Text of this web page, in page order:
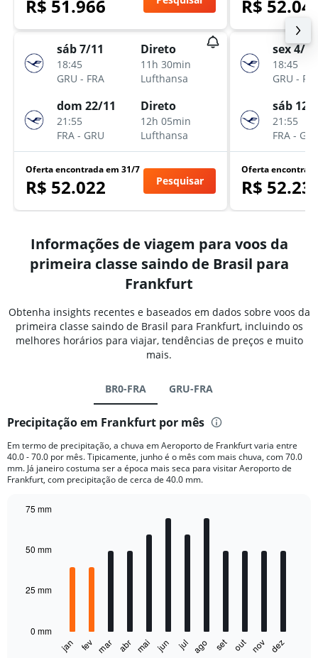
R$ 51.966
sáb 7/11
18:45
GRU - FRA
Direto
11h 30min
Lufthansa
dom 22/11
21:55
FRA - GRU
Direto
12h 05min
Lufthansa
Oferta encontrada em 31/7
R$ 52.022 Pesquisar
R$
sex 4/12
18:45
GRU -
sáb 12/
21:55
FRA -
Oferta
R$
Informações de viagem para voos da
primeira classe saindo de Brasil para
Frankfurt
Obtenha insights recentes e baseados em dados sobre voos da
primeira classe saindo de Brasil para Frankfurt, incluindo os
melhores horários para viajar, tendências de preços e muito
mais.
BR0-FRA GRU-FRA
Precipitação em Frankfurt por mês
Em termo de precipitação, a chuva em Aeroporto de Frankfurt varia entre
40.0 - 70.0 por mês. Tipicamente, junho é o mês com mais chuva, com 70.0
mm. Já janeiro costuma ser a época mais seca para visitar Aeroporto de
Frankfurt, com precipitação de cerca de 40.0 mm.
with
The
jan fev mar abr mai jun jul ago set out nov dez
0 mm
25 mm
50 mm
75 mm